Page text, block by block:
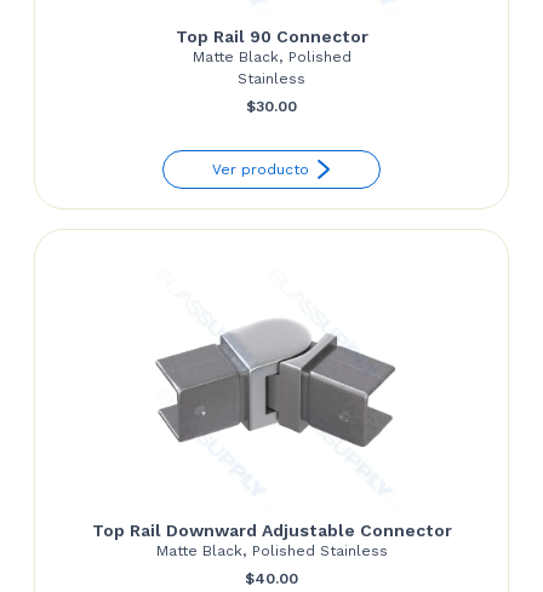
Top Rail 90 Connector
Matte Black, Polished
Stainless
$30.00
Ver producto
Top Rail Downward Adjustable Connector
Matte Black, Polished Stainless
$40.00